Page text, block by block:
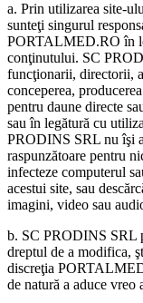
a. Prin utilizarea site-
sunteţi singurul
PORTALMED.RO în
conţinutului. SC
funcţionarii, directorii,
conceperea,
pentru daune directe
sau în legătură cu
PRODINS SRL nu îşi
raspunzătoare pentru
infecteze computerul
acestui site, sau
imagini, video sau
b. SC PRODINS SRL
dreptul de a modifica,
discreţia
de natură a aduce vreo